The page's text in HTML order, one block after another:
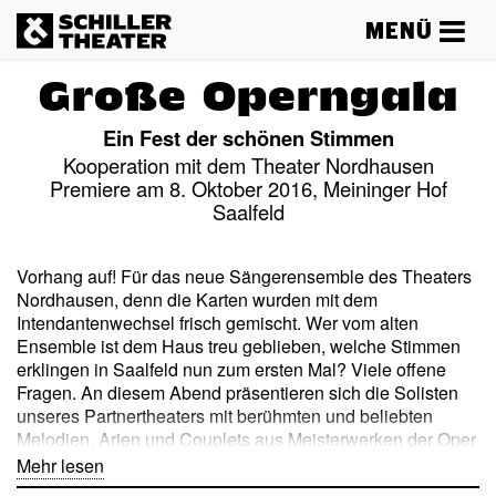
MENÜ
Große Operngala
Ein Fest der schönen Stimmen
Kooperation mit dem Theater Nordhausen
Premiere am 8. Oktober 2016, Meininger Hof
Saalfeld
Vorhang auf! Für das neue Sängerensemble des Theaters
Nordhausen, denn die Karten wurden mit dem
Intendantenwechsel frisch gemischt. Wer vom alten
Ensemble ist dem Haus treu geblieben, welche Stimmen
erklingen in Saalfeld nun zum ersten Mal? Viele offene
Fragen. An diesem Abend präsentieren sich die Solisten
unseres Partnertheaters mit berühmten und beliebten
Melodien, Arien und Couplets aus Meisterwerken der Oper
und Operette. Folgen Sie ihnen z. B. nach Paris zur
»Boheme« oder nach Madrid zu »Luisa Fernanda«, einer
Mehr lesen